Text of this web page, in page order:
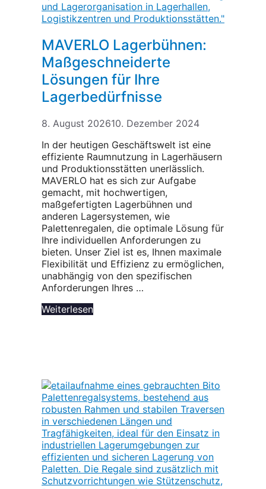
MAVERLO Lagerbühnen:
Maßgeschneiderte
Lösungen für Ihre
Lagerbedürfnisse
8. August 202610. Dezember 2024
In der heutigen Geschäftswelt ist eine
effiziente Raumnutzung in Lagerhäusern
und Produktionsstätten unerlässlich.
MAVERLO hat es sich zur Aufgabe
gemacht, mit hochwertigen,
maßgefertigten Lagerbühnen und
anderen Lagersystemen, wie
Palettenregalen, die optimale Lösung für
Ihre individuellen Anforderungen zu
bieten. Unser Ziel ist es, Ihnen maximale
Flexibilität und Effizienz zu ermöglichen,
unabhängig von den spezifischen
Anforderungen Ihres …
Weiterlesen